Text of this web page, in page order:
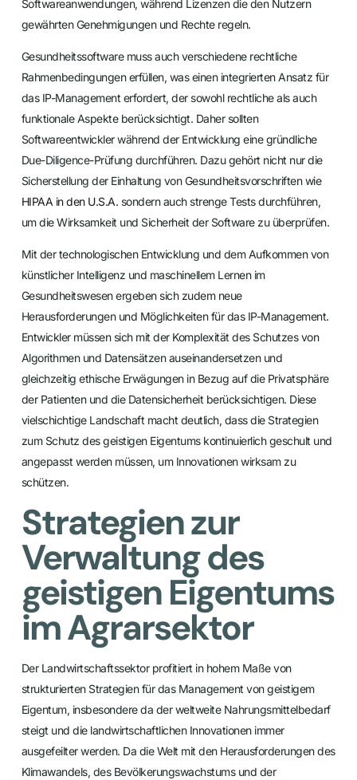
Softwareanwendungen, während Lizenzen die den Nutzern
gewährten Genehmigungen und Rechte regeln.
Gesundheitssoftware muss auch verschiedene rechtliche
Rahmenbedingungen erfüllen, was einen integrierten Ansatz für
das IP-Management erfordert, der sowohl rechtliche als auch
funktionale Aspekte berücksichtigt. Daher sollten
Softwareentwickler während der Entwicklung eine gründliche
Due-Diligence-Prüfung durchführen. Dazu gehört nicht nur die
Sicherstellung der Einhaltung von Gesundheitsvorschriften wie
HIPAA in den U.S.A. sondern auch strenge Tests durchführen,
um die Wirksamkeit und Sicherheit der Software zu überprüfen.
Mit der technologischen Entwicklung und dem Aufkommen von
künstlicher Intelligenz und maschinellem Lernen im
Gesundheitswesen ergeben sich zudem neue
Herausforderungen und Möglichkeiten für das IP-Management.
Entwickler müssen sich mit der Komplexität des Schutzes von
Algorithmen und Datensätzen auseinandersetzen und
gleichzeitig ethische Erwägungen in Bezug auf die Privatsphäre
der Patienten und die Datensicherheit berücksichtigen. Diese
vielschichtige Landschaft macht deutlich, dass die Strategien
zum Schutz des geistigen Eigentums kontinuierlich geschult und
angepasst werden müssen, um Innovationen wirksam zu
schützen.
Strategien zur
Verwaltung des
geistigen Eigentums
im Agrarsektor
Der Landwirtschaftssektor profitiert in hohem Maße von
strukturierten Strategien für das Management von geistigem
Eigentum, insbesondere da der weltweite Nahrungsmittelbedarf
steigt und die landwirtschaftlichen Innovationen immer
ausgefeilter werden. Da die Welt mit den Herausforderungen des
Klimawandels, des Bevölkerungswachstums und der